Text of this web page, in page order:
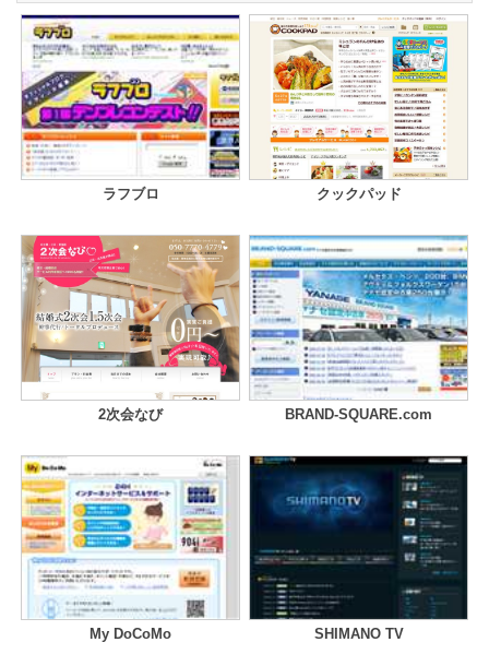
ラフブロ クックパッド
2次会なび BRAND-SQUARE.com
My DoCoMo SHIMANO TV